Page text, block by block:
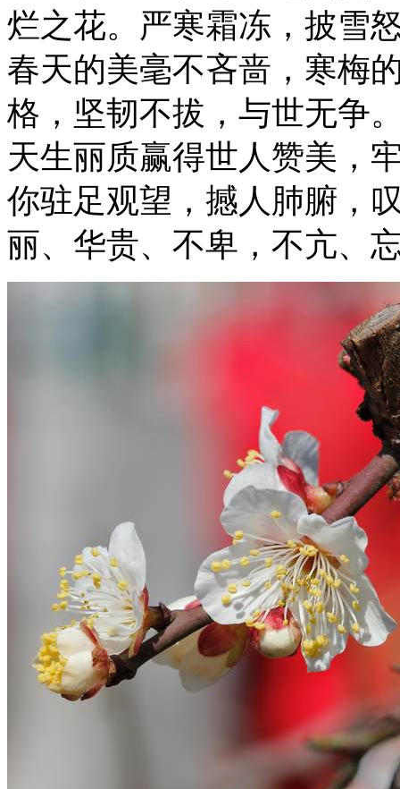
烂之花。严寒霜冻，披雪
春天的美毫不吝啬，寒梅
格，坚韧不拔，与世无争
天生丽质赢得世人赞美，
你驻足观望，撼人肺腑，
丽、华贵、不卑，不亢、